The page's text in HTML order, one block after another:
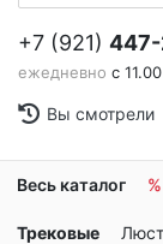
+7 (921)
ежедневно с
Вы смотрели
Весь каталог
Трековые